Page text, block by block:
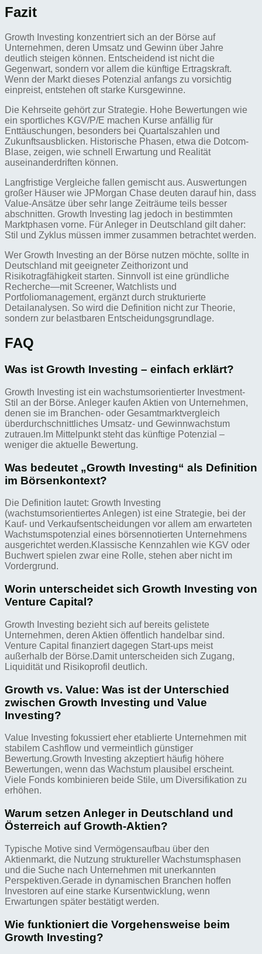
Fazit
Growth Investing konzentriert sich an der Börse auf
Unternehmen, deren Umsatz und Gewinn über Jahre
deutlich steigen können. Entscheidend ist nicht die
Gegenwart, sondern vor allem die künftige Ertragskraft.
Wenn der Markt dieses Potenzial anfangs zu vorsichtig
einpreist, entstehen oft starke Kursgewinne.
Die Kehrseite gehört zur Strategie. Hohe Bewertungen wie
ein sportliches KGV/P/E machen Kurse anfällig für
Enttäuschungen, besonders bei Quartalszahlen und
Zukunftsausblicken. Historische Phasen, etwa die Dotcom-
Blase, zeigen, wie schnell Erwartung und Realität
auseinanderdriften können.
Langfristige Vergleiche fallen gemischt aus. Auswertungen
großer Häuser wie JPMorgan Chase deuten darauf hin, dass
Value-Ansätze über sehr lange Zeiträume teils besser
abschnitten. Growth Investing lag jedoch in bestimmten
Marktphasen vorne. Für Anleger in Deutschland gilt daher:
Stil und Zyklus müssen immer zusammen betrachtet werden.
Wer Growth Investing an der Börse nutzen möchte, sollte in
Deutschland mit geeigneter Zeithorizont und
Risikotragfähigkeit starten. Sinnvoll ist eine gründliche
Recherche—mit Screener, Watchlists und
Portfoliomanagement, ergänzt durch strukturierte
Detailanalysen. So wird die Definition nicht zur Theorie,
sondern zur belastbaren Entscheidungsgrundlage.
FAQ
Was ist Growth Investing – einfach erklärt?
Growth Investing ist ein wachstumsorientierter Investment-
Stil an der Börse. Anleger kaufen Aktien von Unternehmen,
denen sie im Branchen- oder Gesamtmarktvergleich
überdurchschnittliches Umsatz- und Gewinnwachstum
zutrauen.Im Mittelpunkt steht das künftige Potenzial –
weniger die aktuelle Bewertung.
Was bedeutet „Growth Investing“ als Definition
im Börsenkontext?
Die Definition lautet: Growth Investing
(wachstumsorientiertes Anlegen) ist eine Strategie, bei der
Kauf- und Verkaufsentscheidungen vor allem am erwarteten
Wachstumspotenzial eines börsennotierten Unternehmens
ausgerichtet werden.Klassische Kennzahlen wie KGV oder
Buchwert spielen zwar eine Rolle, stehen aber nicht im
Vordergrund.
Worin unterscheidet sich Growth Investing von
Venture Capital?
Growth Investing bezieht sich auf bereits gelistete
Unternehmen, deren Aktien öffentlich handelbar sind.
Venture Capital finanziert dagegen Start-ups meist
außerhalb der Börse.Damit unterscheiden sich Zugang,
Liquidität und Risikoprofil deutlich.
Growth vs. Value: Was ist der Unterschied
zwischen Growth Investing und Value
Investing?
Value Investing fokussiert eher etablierte Unternehmen mit
stabilem Cashflow und vermeintlich günstiger
Bewertung.Growth Investing akzeptiert häufig höhere
Bewertungen, wenn das Wachstum plausibel erscheint.
Viele Fonds kombinieren beide Stile, um Diversifikation zu
erhöhen.
Warum setzen Anleger in Deutschland und
Österreich auf Growth-Aktien?
Typische Motive sind Vermögensaufbau über den
Aktienmarkt, die Nutzung struktureller Wachstumsphasen
und die Suche nach Unternehmen mit unerkannten
Perspektiven.Gerade in dynamischen Branchen hoffen
Investoren auf eine starke Kursentwicklung, wenn
Erwartungen später bestätigt werden.
Wie funktioniert die Vorgehensweise beim
Growth Investing?